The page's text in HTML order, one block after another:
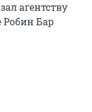
агентству
Робин Бар